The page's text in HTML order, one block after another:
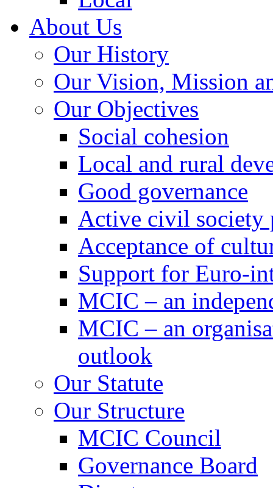
About Us
Our History
Our Vision, Mission
Our Objectives
Social cohesion
Local and rural
Good governance
Active civil society
Acceptance of
Support for Euro-
MCIC – an
MCIC – an
outlook
Our Statute
Our Structure
MCIC Council
Governance Board